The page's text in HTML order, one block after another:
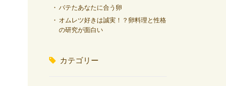
バテたあなたに合う卵
オムレツ好きは誠実！？卵料理と性格
の研究が面白い
カテゴリー